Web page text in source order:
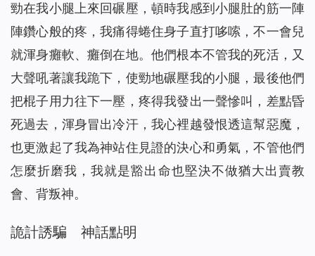
勁在我小腿上來回碾壓，頓時我感到小腿肚的筋一陣
陣鑽心般的疼，我痛得蜷住身子直打哆嗦，不一會兒
就渾身癱軟、癱倒在地。他們根本不管我的死活，又
大聲吼著讓我跪下，使勁地碾壓我的小腿，最後他們
把棍子用力往下一壓，疼得我發出一聲慘叫，差點昏
死過去，渾身冒出冷汗，我心裡越發恨透這幫惡魔，
也更激起了我為神站住見證的決心和勇氣，不管他們
怎麼折磨我，我就是豁出命也堅決不做猶大出賣教
會、背叛神。
詭計誘騙 神話點明